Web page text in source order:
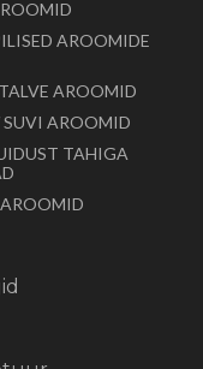
AROOMIDE
AROOMID
SUVI AROOMID
TAHIGA